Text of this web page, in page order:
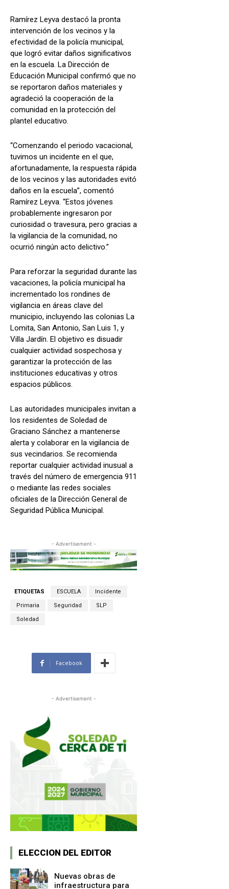
Ramírez Leyva destacó la pronta
intervención de los vecinos y la
efectividad de la policía municipal,
que logró evitar daños significativos
en la escuela. La Dirección de
Educación Municipal confirmó que no
se reportaron daños materiales y
agradeció la cooperación de la
comunidad en la protección del
plantel educativo.
“Comenzando el periodo vacacional,
tuvimos un incidente en el que,
afortunadamente, la respuesta rápida
de los vecinos y las autoridades evitó
daños en la escuela”, comentó
Ramírez Leyva. “Estos jóvenes
probablemente ingresaron por
curiosidad o travesura, pero gracias a
la vigilancia de la comunidad, no
ocurrió ningún acto delictivo.”
Para reforzar la seguridad durante las
vacaciones, la policía municipal ha
incrementado los rondines de
vigilancia en áreas clave del
municipio, incluyendo las colonias La
Lomita, San Antonio, San Luis 1, y
Villa Jardín. El objetivo es disuadir
cualquier actividad sospechosa y
garantizar la protección de las
instituciones educativas y otros
espacios públicos.
Las autoridades municipales invitan a
los residentes de Soledad de
Graciano Sánchez a mantenerse
alerta y colaborar en la vigilancia de
sus vecindarios. Se recomienda
reportar cualquier actividad inusual a
través del número de emergencia 911
o mediante las redes sociales
oficiales de la Dirección General de
Seguridad Pública Municipal.
- Advertisement -
ETIQUETAS ESCUELA Incidente
Primaria Seguridad SLP
Soledad
Facebook
- Advertisement -
ELECCION DEL EDITOR
Nuevas obras de
infraestructura para